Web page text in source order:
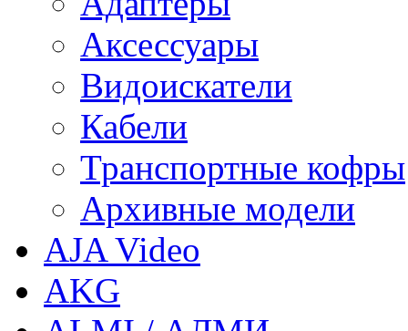
Аксессуары
Видоискатели
Кабели
Транспортные кофры
Архивные модели
AJA Video
AKG